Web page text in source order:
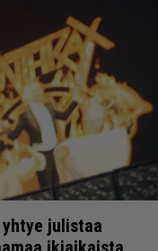
julistaa